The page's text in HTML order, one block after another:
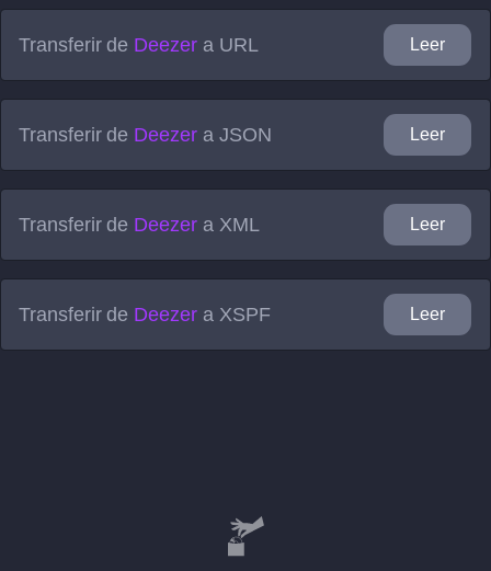
Transferir de Deezera URL Leer
Transferir de Deezera JSON Leer
Transferir de Deezera XML Leer
Transferir de Deezera XSPF Leer